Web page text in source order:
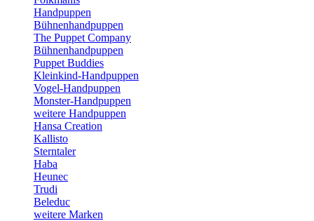
Handpuppen
Bühnenhandpuppen
The Puppet Company
Bühnenhandpuppen
Puppet Buddies
Kleinkind-Handpuppen
Vogel-Handpuppen
Monster-Handpuppen
weitere Handpuppen
Hansa Creation
Kallisto
Sterntaler
Haba
Heunec
Trudi
Beleduc
weitere Marken